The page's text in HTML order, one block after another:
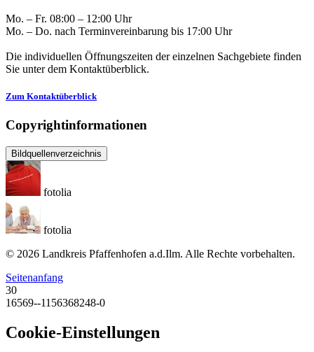
Mo. – Fr. 08:00 – 12:00 Uhr
Mo. – Do. nach Terminvereinbarung bis 17:00 Uhr
Die individuellen Öffnungszeiten der einzelnen Sachgebiete finden
Sie unter dem Kontaktüberblick.
Zum Kontaktüberblick
Copyrightinformationen
Bildquellenverzeichnis
fotolia
fotolia
© 2026 Landkreis Pfaffenhofen a.d.Ilm. Alle Rechte vorbehalten.
Seitenanfang
30
16569--1156368248-0
Cookie-Einstellungen